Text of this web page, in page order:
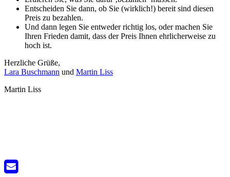
Entscheiden Sie dann, ob Sie (wirklich!) bereit sind diesen
Preis zu bezahlen.
Und dann legen Sie entweder richtig los, oder machen Sie
Ihren Frieden damit, dass der Preis Ihnen ehrlicherweise zu
hoch ist.
Herzliche Grüße,
Lara Buschmann und Martin Liss
Martin Liss